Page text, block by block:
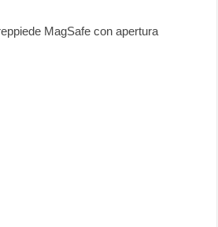
MagSafe con apertura